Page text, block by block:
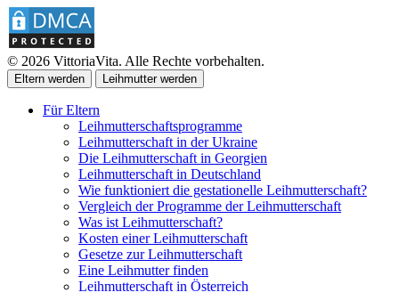
© 2026 VittoriaVita. Alle Rechte vorbehalten.
Eltern werden Leihmutter werden
Für Eltern
Leihmutterschaftsprogramme
Leihmutterschaft in der Ukraine
Die Leihmutterschaft in Georgien
Leihmutterschaft in Deutschland
Wie funktioniert die gestationelle Leihmutterschaft?
Vergleich der Programme der Leihmutterschaft
Was ist Leihmutterschaft?
Kosten einer Leihmutterschaft
Gesetze zur Leihmutterschaft
Eine Leihmutter finden
Leihmutterschaft in Österreich